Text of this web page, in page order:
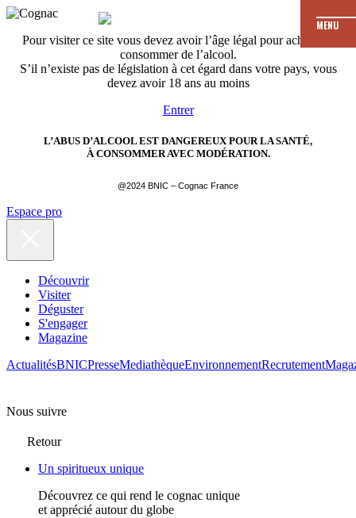
Pour visiter ce site vous devez avoir l’âge légal pour acheter et
consommer de l’alcool.
S’il n’existe pas de législation à cet égard dans votre pays, vous
devez avoir 18 ans au moins
Entrer
L’ABUS D’ALCOOL EST DANGEREUX POUR LA SANTÉ,
À CONSOMMER AVEC MODÉRATION.
@2024 BNIC – Cognac France
MENU
Espace pro
Découvrir
Visiter
Déguster
S'engager
Magazine
ActualitésBNICPresseMediathèqueEnvironnementRecrutement
Nous suivre
Retour
Un spiritueux unique
Découvrez ce qui rend le cognac unique
et apprécié autour du globe